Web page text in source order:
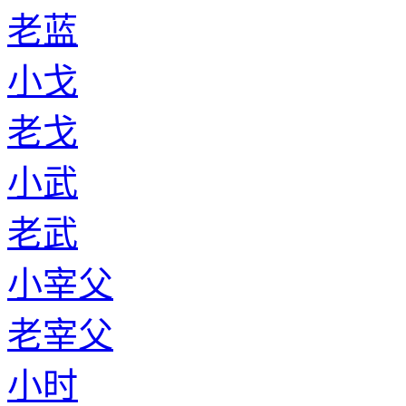
老蓝
小戈
老戈
小武
老武
小宰父
老宰父
小时